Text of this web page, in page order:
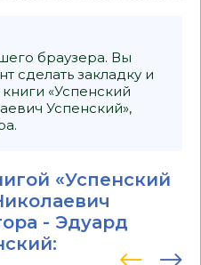
браузера. Вы
сделать закладку и
«Успенский
Успенский»,
«Успенский
- Эдуард
: